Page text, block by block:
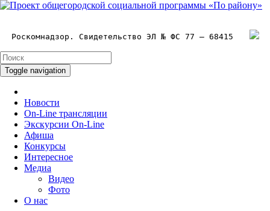
Роскомнадзор. Свидетельство ЭЛ № ФС 77 – 68415
Toggle navigation
Новости
On-Line трансляции
Экскурсии On-Line
Афиша
Конкурсы
Интересное
Медиа
Видео
Фото
О нас